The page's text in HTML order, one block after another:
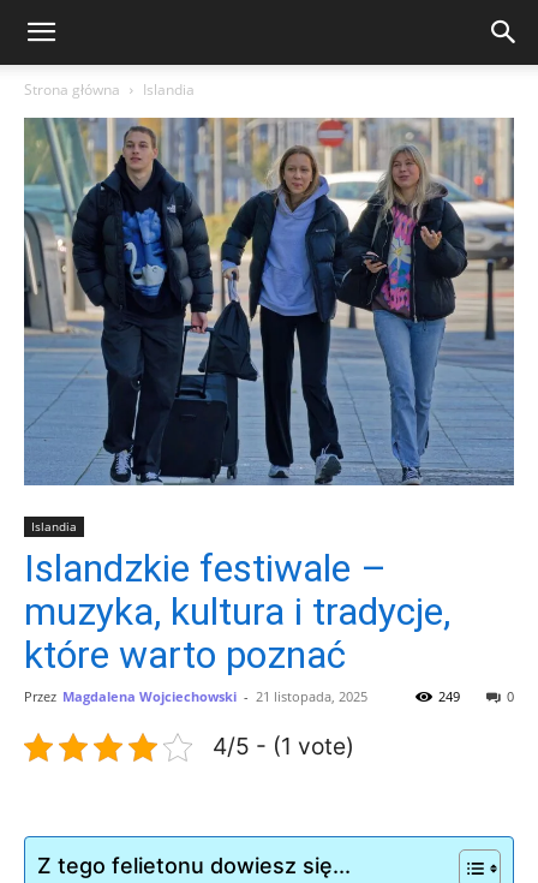
Strona główna Islandia
Islandia
Islandzkie festiwale –
muzyka, kultura i tradycje,
które warto poznać
Przez Magdalena Wojciechowski - 21 listopada, 2025 0
249
4/5 - (1 vote)
Z tego felietonu dowiesz się...